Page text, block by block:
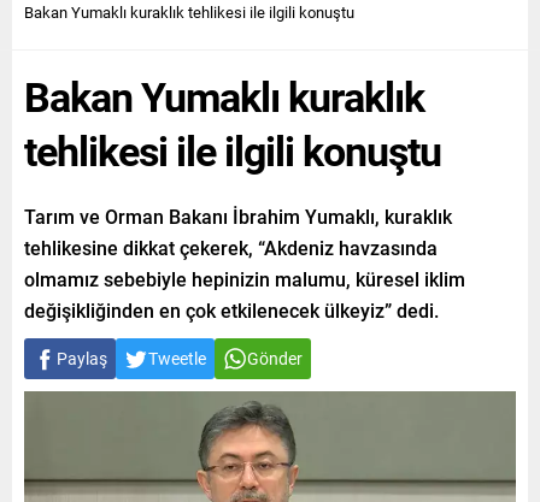
Bakan Yumaklı kuraklık tehlikesi ile ilgili konuştu
Bakan Yumaklı kuraklık
tehlikesi ile ilgili konuştu
Tarım ve Orman Bakanı İbrahim Yumaklı, kuraklık
tehlikesine dikkat çekerek, “Akdeniz havzasında
olmamız sebebiyle hepinizin malumu, küresel iklim
değişikliğinden en çok etkilenecek ülkeyiz” dedi.
Paylaş Tweetle Gönder